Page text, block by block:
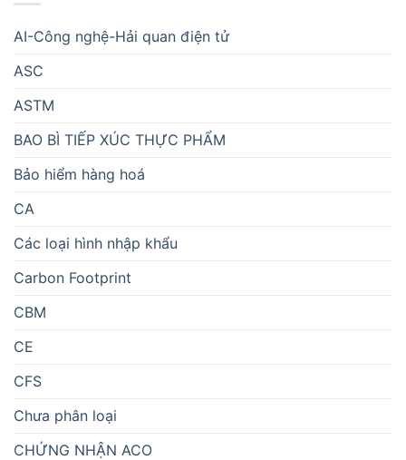
AI-Công nghệ-Hải quan điện tử
ASC
ASTM
BAO BÌ TIẾP XÚC THỰC PHẨM
Bảo hiểm hàng hoá
CA
Các loại hình nhập khẩu
Carbon Footprint
CBM
CE
CFS
Chưa phân loại
CHỨNG NHẬN ACO